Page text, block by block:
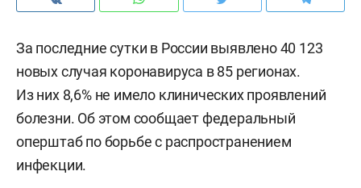
За последние сутки в России выявлено 40 123
новых случая коронавируса в 85 регионах.
Из них 8,6% не имело клинических проявлений
болезни. Об этом сообщает федеральный
оперштаб по борьбе с распространением
инфекции.